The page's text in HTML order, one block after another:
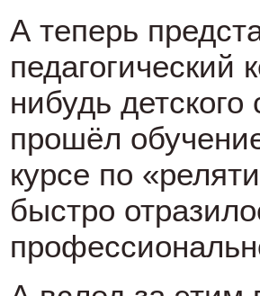
А теперь
педагогический
нибудь
прошёл
курсе по
быстро